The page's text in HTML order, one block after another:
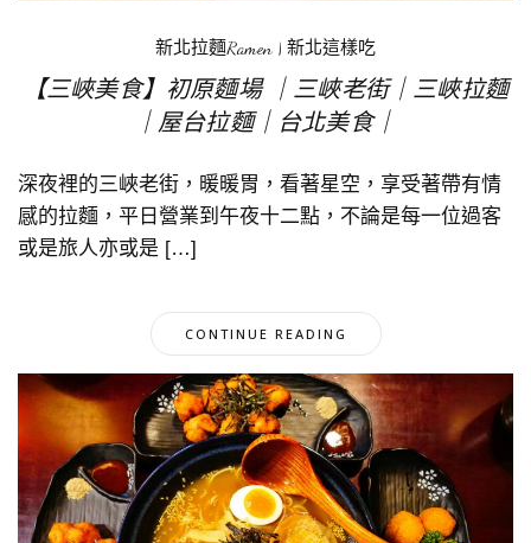
新北拉麵Ramen | 新北這樣吃
【三峽美食】初原麵場 ｜三峽老街｜三峽拉麵
｜屋台拉麵｜台北美食｜
深夜裡的三峽老街，暖暖胃，看著星空，享受著帶有情
感的拉麵，平日營業到午夜十二點，不論是每一位過客
或是旅人亦或是 […]
CONTINUE READING